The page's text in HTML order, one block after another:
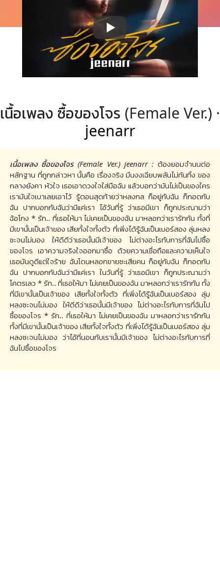
เนื้อเพลง ซื้อของโจร (Female Ver.) ·
jeenarr
เนื้อเพลง ซื้อของโจร (Female Ver.) jeenarr : ต้องยอมจำนนต่อ
หลักฐาน ที่ถูกกล่าวหา นั้นคือ เรื่องจริง มึนงงเฉียบพลันไม่ทันทิ้ง ของ
กลางยังคา หัวใจ เธอเอาดวงใจใส่มือฉัน แล้วบอกว่ามันไม่เป็นของใคร
เรามันใจเบาเลยเอาไว้ รู้ตอนสุดท้ายว่าหลงกล ก็อยู่กับฉัน ก็กอดกับ
ฉัน ปากบอกกับฉันว่ามีแค่เรา ไอ้วันที่รู้ ว่าเธอมีเขา ก็ถูกประณามว่า
ฉ้อโกง * รัก.. ที่เธอให้มา ไม่เคยเป็นของฉัน มาหลอกว่าเรารักกัน ทั้งที่
มีเขานั้นเป็นเจ้าของ เสียทั้งใจทั้งตัว ที่เพิ่งได้รู้ฉันเป็นเบอร์สอง ลุ่มหลง
ซะจนไม่มอง ให้ดีดีว่าเธอนั้นมีเจ้าของ ไม่ต่างอะไรกับการที่ฉันไปซื้อ
ของโจร เอาความจริงใจออกมาซื้อ ด้วยความเชื่อถือและความเห็นใจ
เธอมันดูดีแต่ใจร้าย ฉันโดนหลอกขายซะเสียคน ก็อยู่กับฉัน ก็กอดกับ
ฉัน ปากบอกกับฉันว่ามีแค่เรา ในวันที่รู้ ว่าเธอมีเขา ก็ถูกประณามว่า
โคตรเลว * รัก.. ที่เธอให้มา ไม่เคยเป็นของฉัน มาหลอกว่าเรารักกัน ทั้ง
ที่มีเขานั้นเป็นเจ้าของ เสียทั้งใจทั้งตัว ที่เพิ่งได้รู้ฉันเป็นเบอร์สอง ลุ่ม
หลงซะจนไม่มอง ให้ดีดีว่าเธอนั้นมีเจ้าของ ไม่ต่างอะไรกับการที่ฉันไป
ซื้อของโจร * รัก.. ที่เธอให้มา ไม่เคยเป็นของฉัน มาหลอกว่าเรารักกัน
ทั้งที่มีเขานั้นเป็นเจ้าของ เสียทั้งใจทั้งตัว ที่เพิ่งได้รู้ฉันเป็นเบอร์สอง ลุ่ม
หลงซะจนไม่มอง ว่าไอ้ที่นอนกับเรานั้นมีเจ้าของ ไม่ต่างอะไรกับการที่
ฉันไปซื้อของโจร